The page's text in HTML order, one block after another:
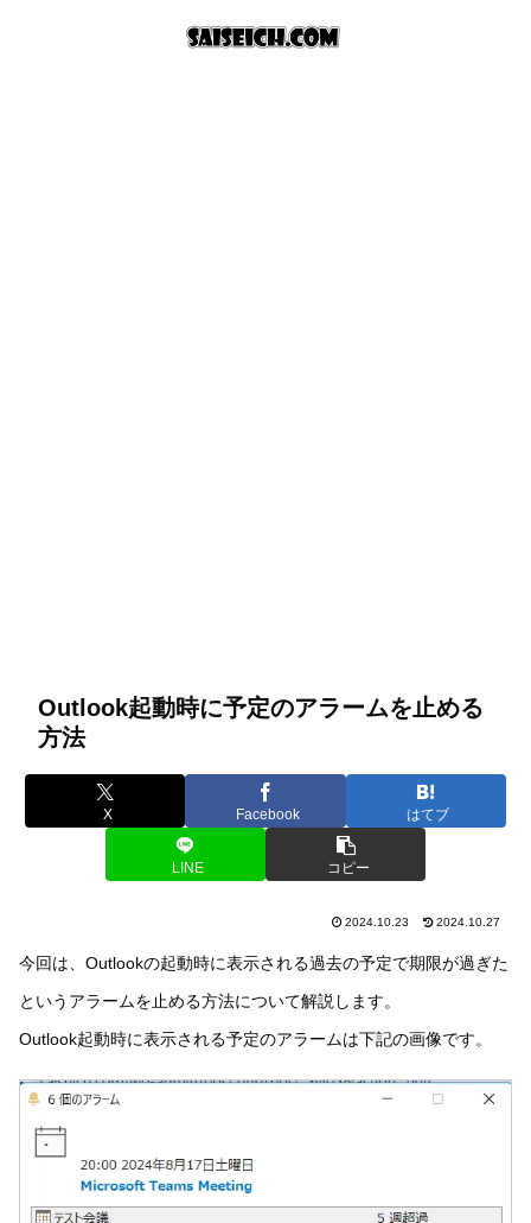
Outlook起動時に予定のアラームを止める
方法
X Facebook はてブ
LINE コピー
2024.10.23 2024.10.27
今回は、Outlookの起動時に表示される過去の予定で期限が過ぎた
というアラームを止める方法について解説します。
Outlook起動時に表示される予定のアラームは下記の画像です。